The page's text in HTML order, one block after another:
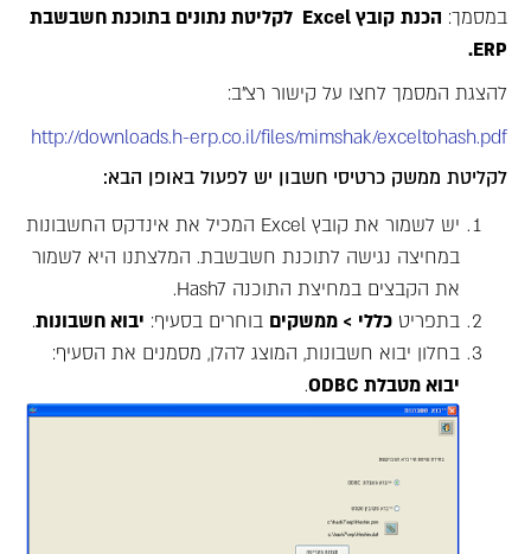
במסמך: הכנת קובץExcel לקליטת נתונים בתוכנת חשבשבת
ERP
.
להצגת המסמך לחצו על קישור רצ"ב:
http://downloads.h-erp.co.il/files/mimshak/exceltohash.pdf
לקליטת ממשק כרטיסי חשבון יש לפעול באופן הבא:
יש לשמור את קובץ Excel המכיל את אינדקס החשבונות
במחיצה נגישה לתוכנת חשבשבת. המלצתנו היא לשמור
את הקבצים במחיצת התוכנה Hash7.
בתפריט כללי > ממשקים בוחרים בסעיף: יבוא חשבונות.
בחלון יבוא חשבונות, המוצג להלן, מסמנים את הסעיף:
יבוא מטבלת ODBC
.